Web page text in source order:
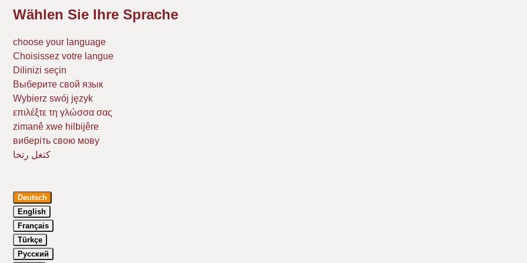
Wählen Sie Ihre Sprache
choose your language
Choisissez votre langue
Dilinizi seçin
Выберите свой язык
Wybierz swój język
επιλέξτε τη γλώσσα σας
zimanê xwe hilbijêre
виберіть свою мову
كتغل رتخا
Deutsch
English
Français
Türkçe
Русский